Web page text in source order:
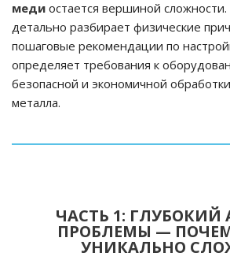
меди остается вершиной сложности.
детально разбирает физические
пошаговые рекомендации по
определяет требования к
безопасной и экономичной
металла.
ЧАСТЬ 1: ГЛУБОКИЙ
ПРОБЛЕМЫ —
УНИКАЛЬНО